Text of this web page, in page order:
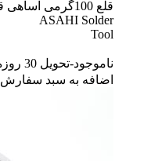
قلع 100گرمی اساهی قطر0.25 میلیمتر
ASAHI Solder
Tool
ناموجود-تحویل 30 روزه
اضافه به سبد سفارش